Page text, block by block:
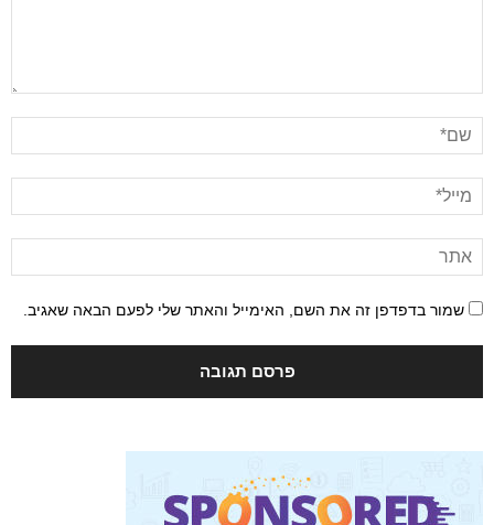
שמור בדפדפן זה את השם, האימייל והאתר שלי לפעם הבאה שאגיב.